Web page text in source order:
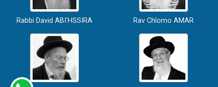
Rabbi David ABI'HSSIRA Rav Chlomo AMAR